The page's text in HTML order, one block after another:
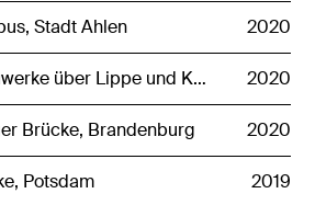
Stadt Ahlen 2020
LUE — Brückenbauwerke über Lippe und Kamener Straße 2020
Brücke, Brandenburg 2020
Potsdam 2019